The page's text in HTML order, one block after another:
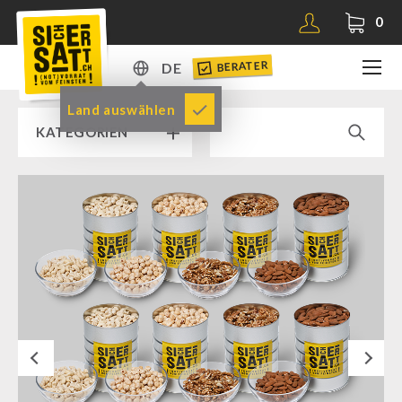
0
DE
DE
EN
Land auswählen
BERATER
KATEGORIEN
RAMPENVERKAUF % % %
SICHERSATT PREMIUM NOTVORRAT
Notvorrat-Pakete
Fertiggerichte
Komplettlösungen
NR-72
Ergänzungs-Pakete
Next